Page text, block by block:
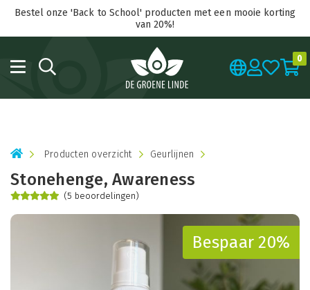
Bestel onze 'Back to School' producten met een mooie korting
van 20%!
0
Producten overzicht Geurlijnen
Stonehenge, Awareness
(5 beoordelingen)
Bespaar 20%